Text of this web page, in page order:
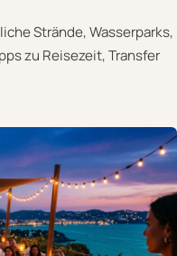
Strände, Wasserparks,
zu Reisezeit, Transfer